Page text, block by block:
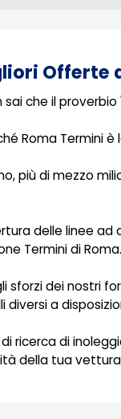
Offerte
sai che il
Roma Termini
più di mezzo
delle linee
Termini di Roma.
sforzi dei nostri
diversi a
ricerca di
della tua